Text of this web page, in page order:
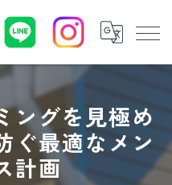
ングを見極め
ぐ最適なメン
計画